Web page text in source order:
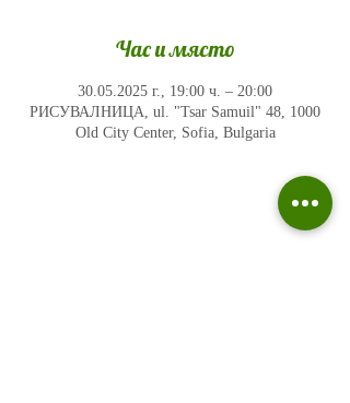
Час и място
30.05.2025 г., 19:00 ч. – 20:00
РИСУВАЛНИЦА, ul. "Tsar Samuil" 48, 1000
Old City Center, Sofia, Bulgaria